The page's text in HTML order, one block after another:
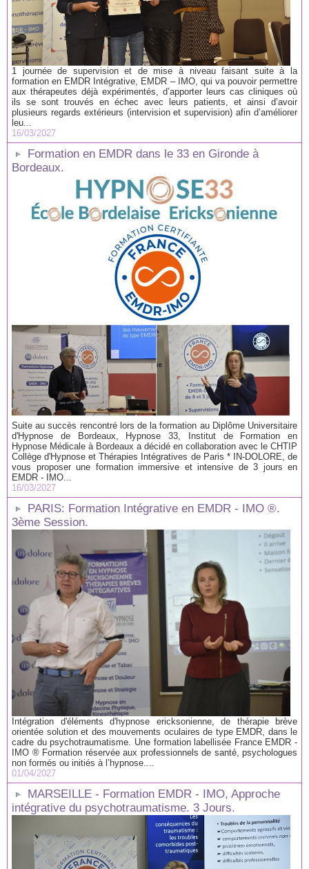
1 journée de supervision et de mise à niveau faisant suite à la
formation en EMDR Intégrative, EMDR – IMO, qui va pouvoir permettre
aux thérapeutes déjà expérimentés, d’apporter leurs cas cliniques où
ils se sont trouvés en échec avec leurs patients, et ainsi d’avoir
plusieurs regards extérieurs (intervision et supervision) afin d’améliorer
leu...
16/03/2027
Formation en EMDR dans le 33 en Gironde à
Bordeaux.
Suite au succès rencontré lors de la formation au Diplôme Universitaire
d'Hypnose de Bordeaux, Hypnose 33, Institut de Formation en
Hypnose Médicale à Bordeaux a décidé en collaboration avec le CHTIP
Collège d'Hypnose et Thérapies Intégratives de Paris * IN-DOLORE, de
vous proposer une formation immersive et intensive de 3 jours en
EMDR - IMO...
16/03/2027
PARIS: Formation Intégrative en EMDR - IMO ®.
3ème Session.
Intégration d'éléments d'hypnose ericksonienne, de thérapie brève
orientée solution et des mouvements oculaires de type EMDR, dans le
cadre du psychotraumatisme. Une formation labellisée France EMDR -
IMO ® Formation réservée aux professionnels de santé, psychologues
non formés ou initiés à l’hypnose....
01/04/2027
MARSEILLE - Formation EMDR - IMO, Approche
intégrative du psychotraumatisme. 3 Jours.